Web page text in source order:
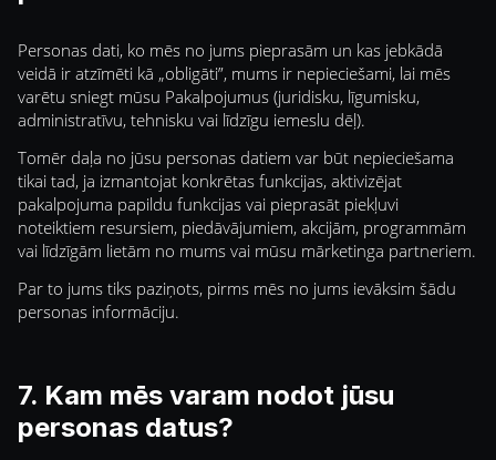
Personas dati, ko mēs no jums pieprasām un kas jebkādā
veidā ir atzīmēti kā „obligāti”, mums ir nepieciešami, lai mēs
varētu sniegt mūsu Pakalpojumus (juridisku, līgumisku,
administratīvu, tehnisku vai līdzīgu iemeslu dēļ).
Tomēr daļa no jūsu personas datiem var būt nepieciešama
tikai tad, ja izmantojat konkrētas funkcijas, aktivizējat
pakalpojuma papildu funkcijas vai pieprasāt piekļuvi
noteiktiem resursiem, piedāvājumiem, akcijām, programmām
vai līdzīgām lietām no mums vai mūsu mārketinga partneriem.
Par to jums tiks paziņots, pirms mēs no jums ievāksim šādu
personas informāciju.
7. Kam mēs varam nodot jūsu
personas datus?